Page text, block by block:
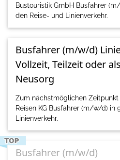
Bustouristik GmbH Busfahrer
den Reise- und Linienverkehr.
Busfahrer (m/w/d)
Vollzeit, Teilzeit oder
Neusorg
Zum nächstmöglichen
Reisen KG Busfahrer (m/w/d) in
Linienverkehr.
Busfahrer (m/w/d)